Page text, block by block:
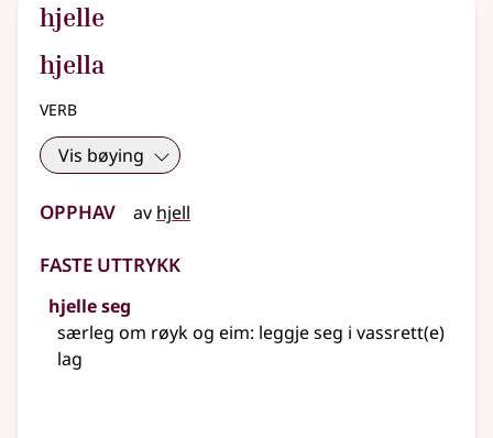
hjelle
hjella
verb
Vis bøying
Opphav av hjell
Faste uttrykk
hjelle seg
særleg om røyk og eim: leggje seg i vassrett(e)
lag